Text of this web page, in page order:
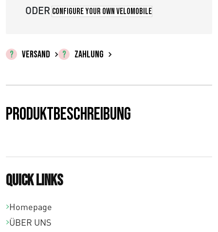
e
€
0
ODER Configure your own velomobile
VERSAND ZAHLUNG
Produktbeschreibung
Quick links
Homepage
ÜBER UNS